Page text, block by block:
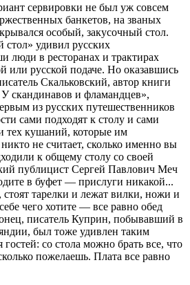
сервировки не был уж совсем
банкетов, на званых
особый, закусочный стол.
удивил русских
люди в ресторанах и трактирах
или русской подаче. Но оказавшись
Скальковский, автор книги
скандинавов и фламандцев»,
из русских путешественников
сами подходят к столу и сами
тех кушаний, которые им
не считает, сколько именно вы
к общему столу со своей
публицист Сергей Павлович Меч
в буфет — прислуги никакой...
стоят тарелки и лежат вилки, ножи и
чего хотите — все равно обед
писатель Куприн, побывавший в
был тоже удивлен таким
со стола можно брать все, что
пожелаешь. Плата все равно